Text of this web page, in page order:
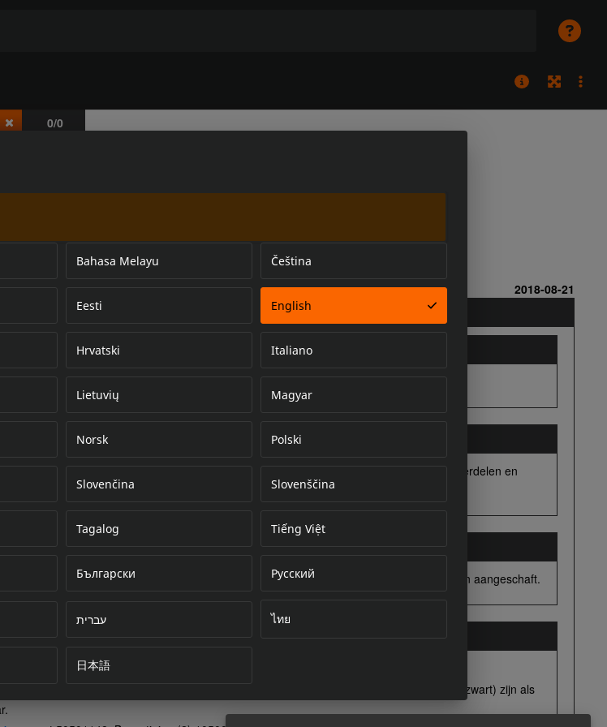
Bahasa Melayu Čeština
Eesti English
Hrvatski Italiano
Lietuvių Magyar
Norsk Polski
Slovenčina Slovenščina
Tagalog Tiếng Việt
Български Русский
עברית ไทย
日本語